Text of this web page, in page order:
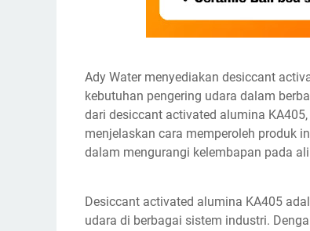
Ady Water menyediakan desiccant
kebutuhan pengering udara dalam
dari desiccant activated alumina
menjelaskan cara memperoleh produk
dalam mengurangi kelembapan pada
Desiccant activated alumina KA405
udara di berbagai sistem industri.